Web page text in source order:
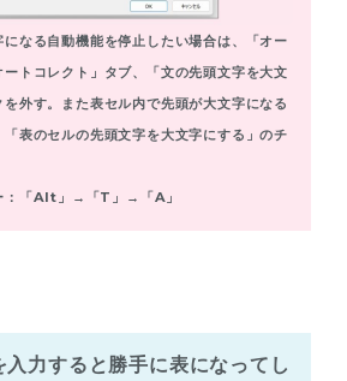
なる自動機能を停止したい場合は、「オー
ートコレクト」タブ、「文の先頭文字を大文
外す。また表セル内で先頭が大文字になる
表のセルの先頭文字を大文字にする」のチ
：「Alt」→「T」→「A」
力すると勝手に表になってし